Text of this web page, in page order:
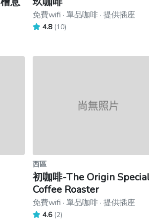
免費wifi · 單品咖啡 · 提供插座
4.8 (10)
西區
初咖啡-The Origin
Coffee Roaster
免費wifi · 單品咖啡 · 提供插座
4.6 (2)